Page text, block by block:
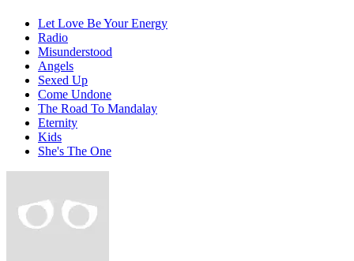
Let Love Be Your Energy
Radio
Misunderstood
Angels
Sexed Up
Come Undone
The Road To Mandalay
Eternity
Kids
She's The One